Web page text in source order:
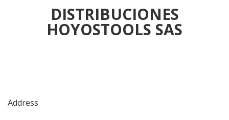
DISTRIBUCIONES
HOYOSTOOLS SAS
Address